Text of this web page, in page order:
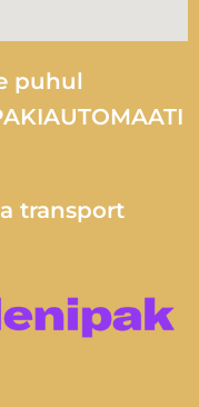
puhul
transport